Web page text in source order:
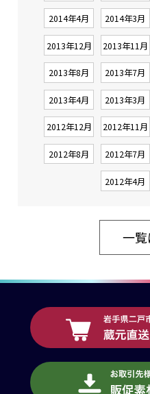
2014年4月 2014年3月
2013年12月 2013年11月
2013年8月 2013年7月
2013年4月 2013年3月
2012年12月 2012年11月
2012年8月 2012年7月
2012年4月
一覧